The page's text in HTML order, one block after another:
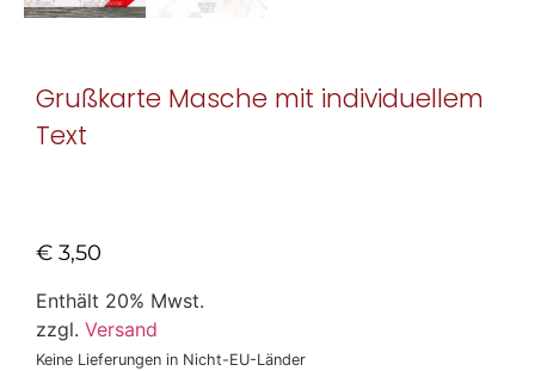
Grußkarte Masche mit individuellem
Text
€ 3,50
Enthält 20% Mwst.
zzgl. Versand
Keine Lieferungen in Nicht-EU-Länder